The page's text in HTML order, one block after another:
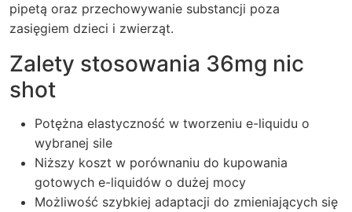
pipetą oraz przechowywanie substancji poza
zasięgiem dzieci i zwierząt.
Zalety stosowania 36mg nic
shot
Potężna elastyczność w tworzeniu e-liquidu o
wybranej sile
Niższy koszt w porównaniu do kupowania
gotowych e-liquidów o dużej mocy
Możliwość szybkiej adaptacji do zmieniających się